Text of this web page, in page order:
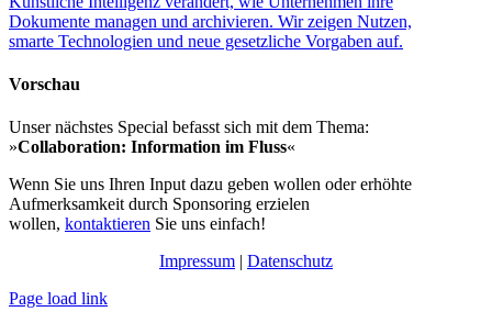
Dokumente managen und archivieren. Wir zeigen Nutzen,
smarte Technologien und neue gesetzliche Vorgaben auf.
Vorschau
Unser nächstes Special befasst sich mit dem Thema:
»Collaboration: Information im Fluss«
Wenn Sie uns Ihren Input dazu geben wollen oder erhöhte
Aufmerksamkeit durch Sponsoring erzielen
wollen, kontaktieren Sie uns einfach!
Impressum | Datenschutz
Page load link